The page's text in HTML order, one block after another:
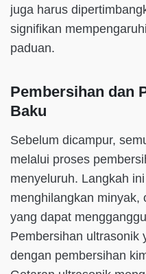
juga harus
signifikan
paduan.
Pembersihan dan
Baku
Sebelum dicampur,
melalui proses
menyeluruh. Langkah
menghilangkan minyak,
yang dapat
Pembersihan ultrasonik
dengan pembersihan